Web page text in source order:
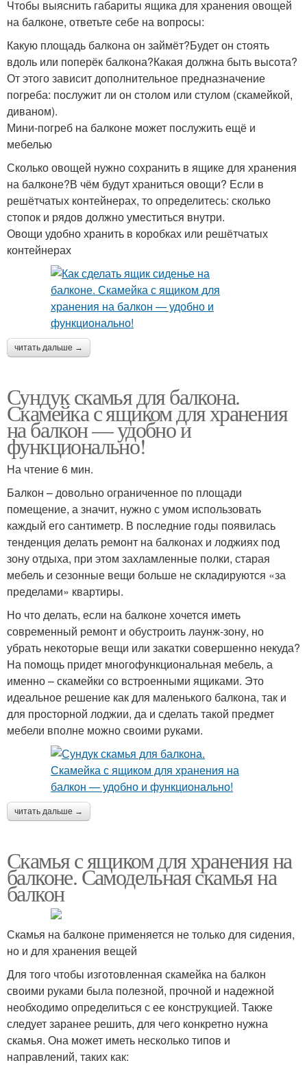
Чтобы выяснить габариты ящика для хранения овощей
на балконе, ответьте себе на вопросы:
Какую площадь балкона он займёт?Будет он стоять
вдоль или поперёк балкона?Какая должна быть высота?
От этого зависит дополнительное предназначение
погреба: послужит ли он столом или стулом (скамейкой,
диваном).
Мини-погреб на балконе может послужить ещё и
мебелью
Сколько овощей нужно сохранить в ящике для хранения
на балконе?В чём будут храниться овощи? Если в
решётчатых контейнерах, то определитесь: сколько
стопок и рядов должно уместиться внутри.
Овощи удобно хранить в коробках или решётчатых
контейнерах
читать дальше →
Сундук скамья для балкона.
Скамейка с ящиком для хранения
на балкон — удобно и
функционально!
На чтение 6 мин.
Балкон – довольно ограниченное по площади
помещение, а значит, нужно с умом использовать
каждый его сантиметр. В последние годы появилась
тенденция делать ремонт на балконах и лоджиях под
зону отдыха, при этом захламленные полки, старая
мебель и сезонные вещи больше не складируются «за
пределами» квартиры.
Но что делать, если на балконе хочется иметь
современный ремонт и обустроить лаунж-зону, но
убрать некоторые вещи или закатки совершенно некуда?
На помощь придет многофункциональная мебель, а
именно – скамейки со встроенными ящиками. Это
идеальное решение как для маленького балкона, так и
для просторной лоджии, да и сделать такой предмет
мебели вполне можно своими руками.
читать дальше →
Скамья с ящиком для хранения на
балконе. Самодельная скамья на
балкон
Скамья на балконе применяется не только для сидения,
но и для хранения вещей
Для того чтобы изготовленная скамейка на балкон
своими руками была полезной, прочной и надежной
необходимо определиться с ее конструкцией. Также
следует заранее решить, для чего конкретно нужна
скамья. Она может иметь несколько типов и
направлений, таких как: